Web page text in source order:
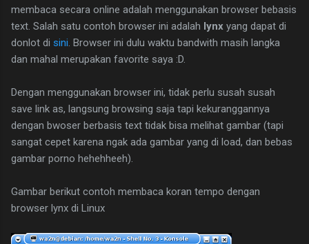
membaca secara online adalah menggunakan browser bebasis
text. Salah satu contoh browser ini adalah lynx yang dapat di
donlot di sini . Browser ini dulu waktu bandwith masih langka
dan mahal merupakan favorite saya :D.
Dengan menggunakan browser ini, tidak perlu susah susah
save link as, langsung browsing saja tapi kekuranggannya
dengan bwoser berbasis text tidak bisa melihat gambar (tapi
sangat cepet karena ngak ada gambar yang di load, dan bebas
gambar porno hehehheeh).
Gambar berikut contoh membaca koran tempo dengan
browser lynx di Linux